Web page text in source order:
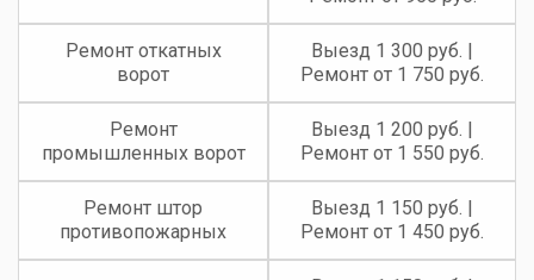
Ремонт откатных
ворот
Выезд 1 300 руб. |
Ремонт от 1 750 руб.
Ремонт
промышленных ворот
Выезд 1 200 руб. |
Ремонт от 1 550 руб.
Ремонт штор
противопожарных
Выезд 1 150 руб. |
Ремонт от 1 450 руб.